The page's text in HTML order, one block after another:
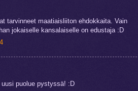
tarvinneet maatiaisliiton ehdokkaita. Vain
jokaiselle kansalaiselle on edustaja :D
puolue pystyssä! :D